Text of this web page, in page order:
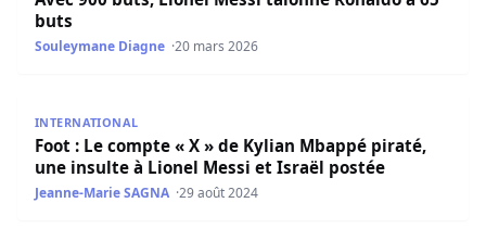
buts
Souleymane Diagne 20 mars 2026
INTERNATIONAL
Foot : Le compte « X » de Kylian Mbappé piraté,
une insulte à Lionel Messi et Israël postée
Jeanne-Marie SAGNA 29 août 2024